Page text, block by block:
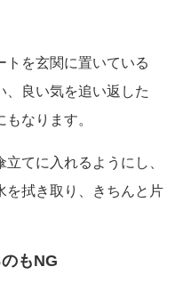
トを玄関に置いている
、良い気を追い返した
なります。
てに入れるようにし、
を拭き取り、きちんと片
もNG